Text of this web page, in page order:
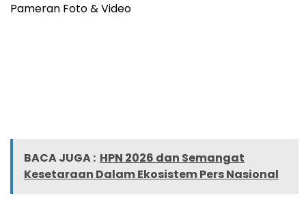
Pameran Foto & Video
BACA JUGA : HPN 2026 dan Semangat
Kesetaraan Dalam Ekosistem Pers Nasional